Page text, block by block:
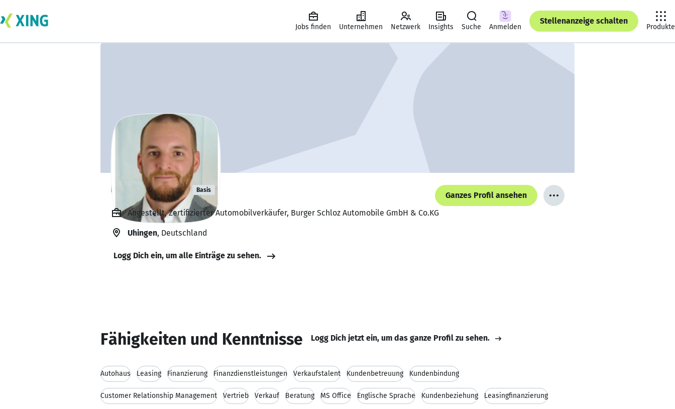
Jobs finden Unternehmen Netzwerk Insights Suche Anmelden
Stellenanzeige schalten
Produkte
Ulrich Spieß Basis
Ganzes Profil ansehen
Angestellt, Zertifizierter Automobilverkäufer, Burger Schloz Automobile GmbH & Co.KG
Uhingen, Deutschland
Logg Dich ein, um alle Einträge zu sehen.
Fähigkeiten und Kenntnisse Logg Dich jetzt ein, um das ganze Profil zu sehen.
Autohaus Leasing Finanzierung Finanzdienstleistungen Verkaufstalent Kundenbetreuung Kundenbindung
Customer Relationship Management Vertrieb Verkauf Beratung MS Office Englische Sprache Kundenbeziehung Leasingfinanzierung